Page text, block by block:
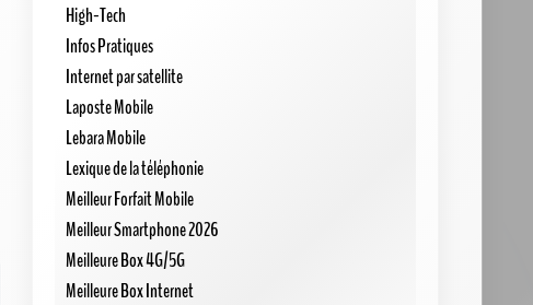
High-Tech
Infos Pratiques
Internet par satellite
Laposte Mobile
Lebara Mobile
Lexique de la téléphonie
Meilleur Forfait Mobile
Meilleur Smartphone 2026
Meilleure Box 4G/5G
Meilleure Box Internet